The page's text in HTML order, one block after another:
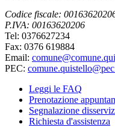
Codice fiscale:
P.IVA: 00163620206
Tel: 0376627234
Fax: 0376 619884
Email:
PEC:
Leggi le FAQ
Prenotazione
Segnalazione
Richiesta d'assistenza